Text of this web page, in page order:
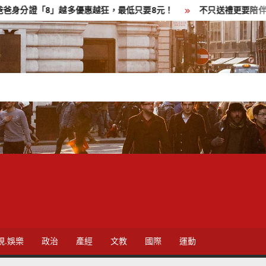
8」越多優惠越狂，最低只要8元！ 不只送禮更要陪伴！新光
.娛樂 政治 產經 文教 國際 運動